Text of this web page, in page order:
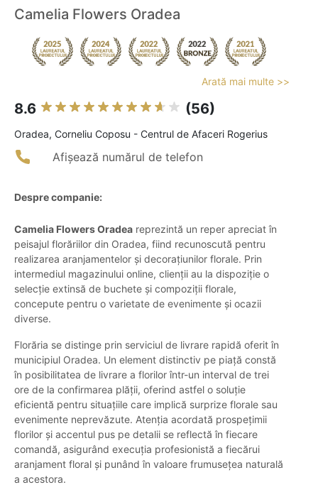
Camelia Flowers Oradea
Arată mai multe >>
8.6 (56)
Oradea, Corneliu Coposu - Centrul de Afaceri Rogerius
Afișează numărul de telefon
Despre companie:
Camelia Flowers Oradea reprezintă un reper apreciat în
peisajul florăriilor din Oradea, fiind recunoscută pentru
realizarea aranjamentelor și decorațiunilor florale. Prin
intermediul magazinului online, clienții au la dispoziție o
selecție extinsă de buchete şi compoziții florale,
concepute pentru o varietate de evenimente şi ocazii
diverse.
Florăria se distinge prin serviciul de livrare rapidă oferit în
municipiul Oradea. Un element distinctiv pe piață constă
în posibilitatea de livrare a florilor într-un interval de trei
ore de la confirmarea plății, oferind astfel o soluție
eficientă pentru situațiile care implică surprize florale sau
evenimente neprevăzute. Atenţia acordată prospeţimii
florilor şi accentul pus pe detalii se reflectă în fiecare
comandă, asigurând execuția profesionistă a fiecărui
aranjament floral şi punând în valoare frumuseţea naturală
a acestora.